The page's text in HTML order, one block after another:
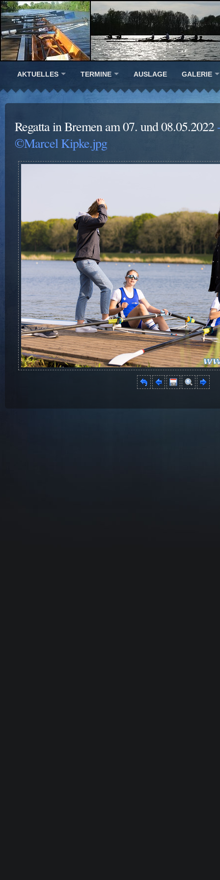
AKTUELLES TERMINE AUSLAGE GALERIE
Regatta in Bremen am 07. und 08.05.2022
©Marcel Kipke.jpg